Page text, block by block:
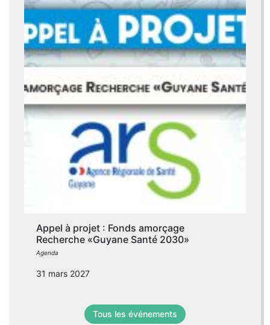
Appel à projet : Fonds amorçage
Recherche «Guyane Santé 2030»
Agenda
31 mars 2027
Tous les événements